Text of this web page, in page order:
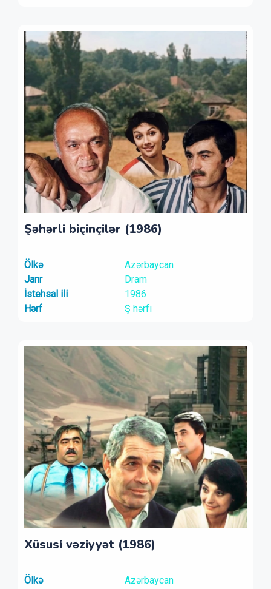
Şəhərli biçinçilər (1986)
Ölkə
Azərbaycan
Janr
Dram
İstehsal ili
1986
Hərf
Ş hərfi
Xüsusi vəziyyət (1986)
Ölkə
Azərbaycan